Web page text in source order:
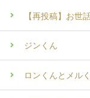
【再投稿】お世
ジンくん
ロンくんとメル